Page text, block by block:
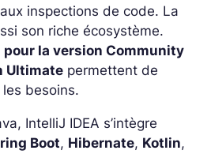
inspections de code. La
son riche écosystème.
la version Community
Ultimate permettent de
les besoins.
IntelliJ IDEA s’intègre
Boot, Hibernate, Kotlin,